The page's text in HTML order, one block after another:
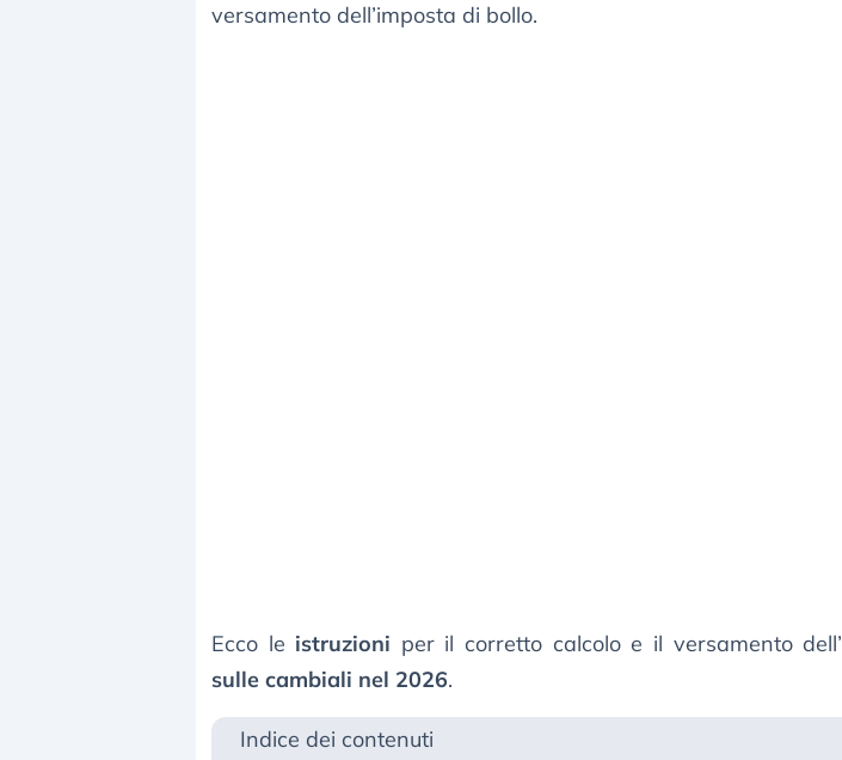
versamento dell’imposta di bollo.
Ecco le istruzioni per il corretto calcolo e il versamento dell’
sulle cambiali nel 2026.
Indice dei contenuti